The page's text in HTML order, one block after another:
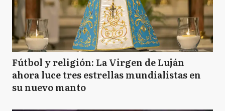
Fútbol y religión: La Virgen de Luján
ahora luce tres estrellas mundialistas en
su nuevo manto